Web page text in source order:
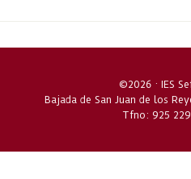
©2026 · IES
Bajada de San Juan de los
Tfno: 925 229